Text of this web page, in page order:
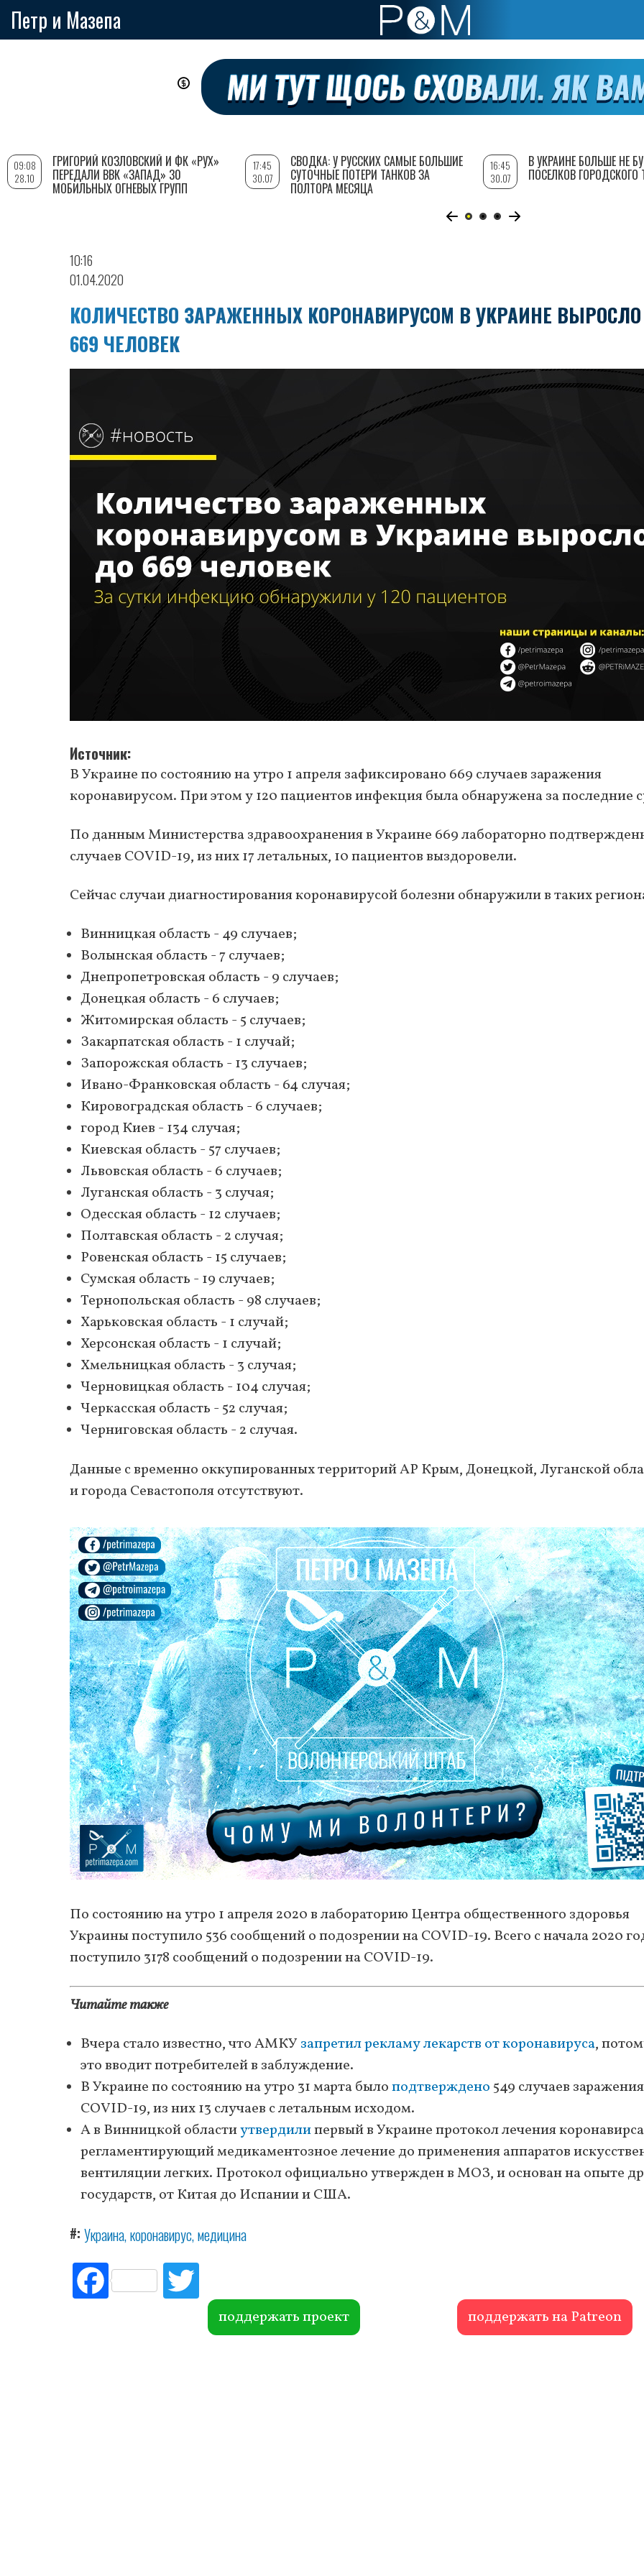
Петр и Мазепа
10:16
01.04.2020
КОЛИЧЕСТВО ЗАРАЖЕННЫХ КОРОНАВИРУСОМ В УКРАИНЕ
669 ЧЕЛОВЕК
Источник
В Украине по состоянию на утро 1 апреля зафиксировано 669 случаев заражения
коронавирусом. При этом у 120 пациентов инфекция была обнаружена за последние
По данным Министерства здравоохранения в Украине 669 лабораторно
случаев COVID-19, из них 17 летальных, 10 пациентов выздоровели.
Сейчас случаи диагностирования коронавирусой болезни обнаружили в таких
Винницкая область - 49 случаев;
Волынская область - 7 случаев;
Днепропетровская область - 9 случаев;
Донецкая область - 6 случаев;
Житомирская область - 5 случаев;
Закарпатская область - 1 случай;
Запорожская область - 13 случаев;
Ивано-Франковская область - 64 случая;
Кировоградская область - 6 случаев;
город Киев - 134 случая;
Киевская область - 57 случаев;
Львовская область - 6 случаев;
Луганская область - 3 случая;
Одесская область - 12 случаев;
Полтавская область - 2 случая;
Ровенская область - 15 случаев;
Сумская область - 19 случаев;
Тернопольская область - 98 случаев;
Харьковская область - 1 случай;
Херсонская область - 1 случай;
Хмельницкая область - 3 случая;
Черновицкая область - 104 случая;
Черкасская область - 52 случая;
Черниговская область - 2 случая.
Данные с временно оккупированных территорий АР Крым, Донецкой, Луганской
и города Севастополя отсутствуют.
По состоянию на утро 1 апреля 2020 в лабораторию Центра общественного здоровья
Украины поступило 536 сообщений о подозрении на COVID-19. Всего с начала 2020
поступило 3178 сообщений о подозрении на COVID-19.
Читайте также
Вчера стало известно, что АМКУзапретил рекламу лекарств от коронавируса,
это вводит потребителей в заблуждение.
В Украине по состоянию на утро 31 марта былоподтверждено 549 случаев заражения
COVID-19, из них 13 случаев с летальным исходом.
А в Винницкой областиутвердилипервый в Украине протокол лечения
регламентирующий медикаментозное лечение до применения аппаратов
вентиляции легких. Протокол официально утвержден в МОЗ, и основан на опыте
государств, от Китая до Испании и США.
# Украина коронавирус медицина
Fac
ebo itte
r поддержать проект поддержать на Patreon
09:08
28.10
ГРИГОРИЙ КОЗЛОВСКИЙ И ФК «РУХ»
ПЕРЕДАЛИ ВВК «ЗАПАД» 30
МОБИЛЬНЫХ ОГНЕВЫХ ГРУПП
17:45
30.07
СВОДКА: У РУССКИХ САМЫЕ БОЛЬШИЕ
СУТОЧНЫЕ ПОТЕРИ ТАНКОВ ЗА
ПОЛТОРА МЕСЯЦА
16:45
30.07
В УКРАИНЕ БОЛЬШЕ НЕ
ПОСЕЛКОВ ГОРОДСКОГО